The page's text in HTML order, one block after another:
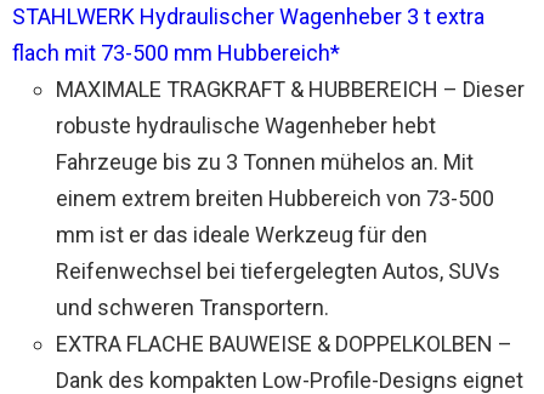
STAHLWERK Hydraulischer Wagenheber 3 t extra
flach mit 73-500 mm Hubbereich*
MAXIMALE TRAGKRAFT & HUBBEREICH – Dieser
robuste hydraulische Wagenheber hebt
Fahrzeuge bis zu 3 Tonnen mühelos an. Mit
einem extrem breiten Hubbereich von 73-500
mm ist er das ideale Werkzeug für den
Reifenwechsel bei tiefergelegten Autos, SUVs
und schweren Transportern.
EXTRA FLACHE BAUWEISE & DOPPELKOLBEN –
Dank des kompakten Low-Profile-Designs eignet